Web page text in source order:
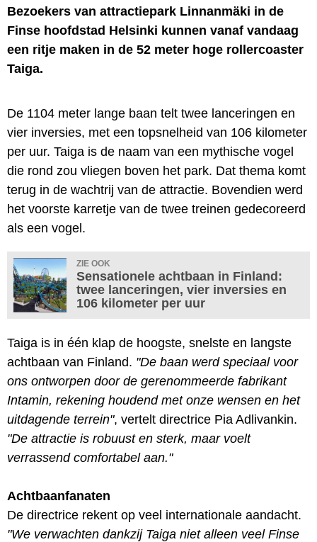
Bezoekers van attractiepark Linnanmäki in de
Finse hoofdstad Helsinki kunnen vanaf vandaag
een ritje maken in de 52 meter hoge rollercoaster
Taiga.
De 1104 meter lange baan telt twee lanceringen en
vier inversies, met een topsnelheid van 106 kilometer
per uur. Taiga is de naam van een mythische vogel
die rond zou vliegen boven het park. Dat thema komt
terug in de wachtrij van de attractie. Bovendien werd
het voorste karretje van de twee treinen gedecoreerd
als een vogel.
ZIE OOK
Sensationele achtbaan in Finland:
twee lanceringen, vier inversies en
106 kilometer per uur
Taiga is in één klap de hoogste, snelste en langste
achtbaan van Finland. "De baan werd speciaal voor
ons ontworpen door de gerenommeerde fabrikant
Intamin, rekening houdend met onze wensen en het
uitdagende terrein", vertelt directrice Pia Adlivankin.
"De attractie is robuust en sterk, maar voelt
verrassend comfortabel aan."
Achtbaanfanaten
De directrice rekent op veel internationale aandacht.
"We verwachten dankzij Taiga niet alleen veel Finse